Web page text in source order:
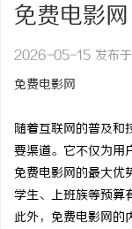
免费电影
2026-05-15 发布于
免费电影网
随着互联网的普及和
要渠道。它不仅为用
免费电影网的最大优
学生、上班族等预算
此外，免费电影网的